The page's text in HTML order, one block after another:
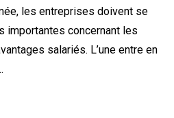
les entreprises doivent se
importantes concernant les
salariés. L’une entre en